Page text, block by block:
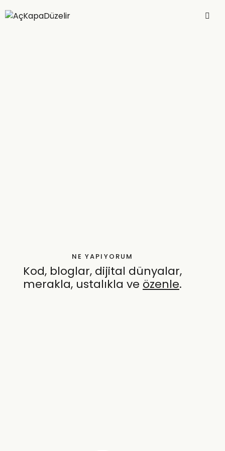
NE YAPIYORUM
Kod, bloglar, dijital dünyalar,
merakla, ustalıkla ve özenle.